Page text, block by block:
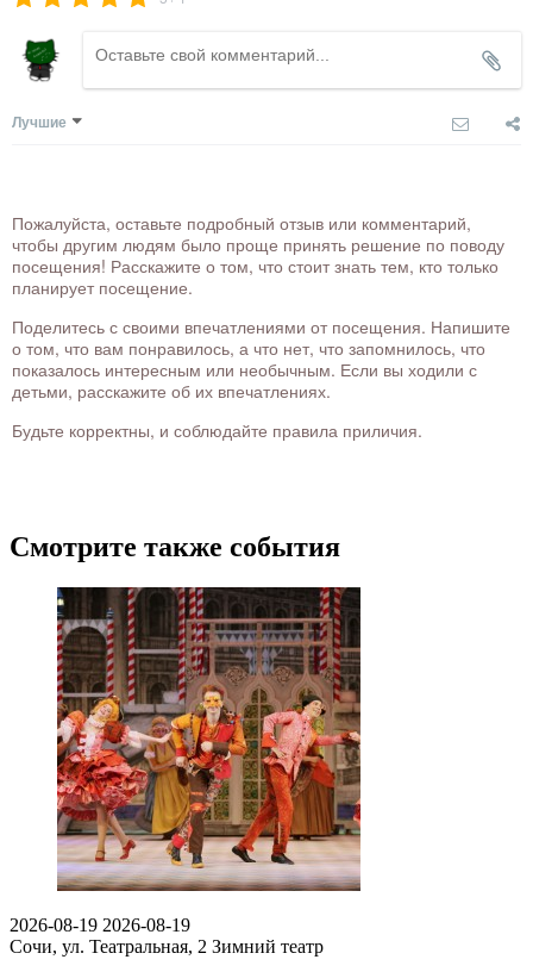
Лучшие
Пожалуйста, оставьте подробный отзыв или комментарий,
чтобы другим людям было проще принять решение по поводу
посещения! Расскажите о том, что стоит знать тем, кто только
планирует посещение.
Поделитесь с своими впечатлениями от посещения. Напишите
о том, что вам понравилось, а что нет, что запомнилось, что
показалось интересным или необычным. Если вы ходили с
детьми, расскажите об их впечатлениях.
Будьте корректны, и соблюдайте правила приличия.
Смотрите также события
2026-08-19 2026-08-19
Сочи, ул. Театральная, 2 Зимний театр